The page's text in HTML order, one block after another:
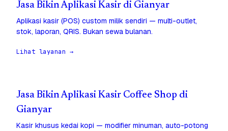
Jasa Bikin Aplikasi Kasir di Gianyar
Aplikasi kasir (POS) custom milik sendiri — multi-outlet,
stok, laporan, QRIS. Bukan sewa bulanan.
Lihat layanan →
Jasa Bikin Aplikasi Kasir Coffee Shop di
Gianyar
Kasir khusus kedai kopi — modifier minuman, auto-potong